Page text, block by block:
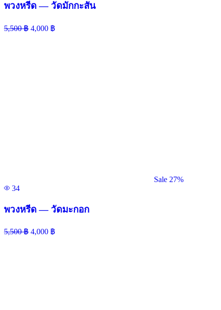
พวงหรีด — วัดมักกะสัน
5,500฿ 4,000 ฿
Sale 27%
34
พวงหรีด — วัดมะกอก
5,500฿ 4,000 ฿